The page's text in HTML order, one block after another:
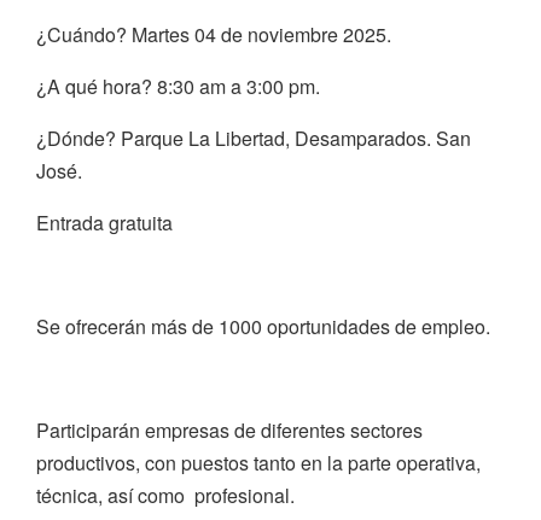
¿Cuándo? Martes 04 de noviembre 2025.
¿A qué hora? 8:30 am a 3:00 pm.
¿Dónde? Parque La Libertad, Desamparados. San
José.
Entrada gratuita
Se ofrecerán más de 1000 oportunidades de empleo.
Participarán empresas de diferentes sectores
productivos, con puestos tanto en la parte operativa,
técnica, así como profesional.